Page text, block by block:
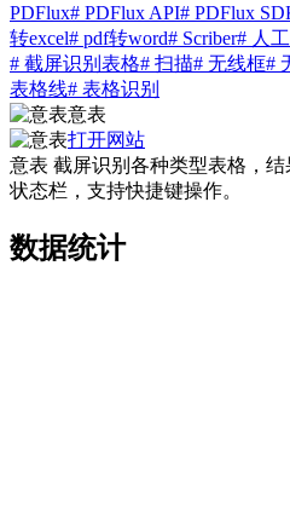
PDFlux# PDFlux API# PDFlux
转excel# pdf转word# Scriber# 人
# 截屏识别表格# 扫描# 无线框#
表格线# 表格识别
意表
打开网站
意表 截屏识别各种类型表格，
状态栏，支持快捷键操作。
数据统计